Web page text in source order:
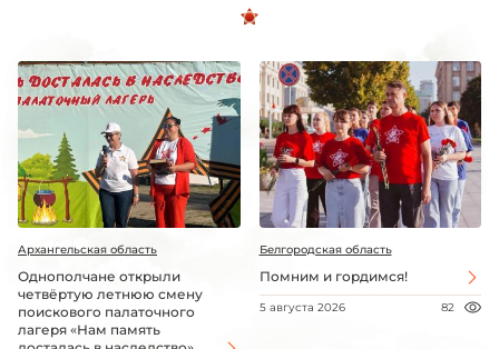
Архангельская область
Однополчане открыли
четвёртую летнюю смену
поискового палаточного
лагеря «Нам память
Белгородская область
Помним и гордимся!
5 августа 2026 82